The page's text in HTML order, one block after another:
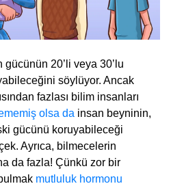
20’li veya 30’lu
söylüyor. Ancak
fazlası bilim insanları
olsa da insan beyninin,
gücünü koruyabileceği
Ayrıca, bilmecelerin
da fazla! Çünkü zor bir
mutluluk hormonu